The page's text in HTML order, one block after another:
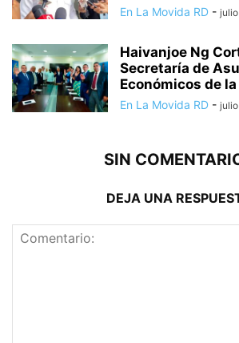
En La Movida RD -
Haivanjoe Ng
Secretaría de
Económicos de
En La Movida RD -
SIN
DEJA UNA